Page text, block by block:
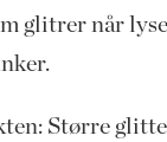
glitrer når
Større